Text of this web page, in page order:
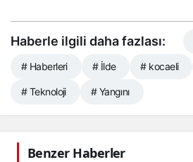
Haberle ilgili daha fazlası:
# Haberleri # İlde # kocaeli
# Teknoloji # Yangını
Benzer Haberler